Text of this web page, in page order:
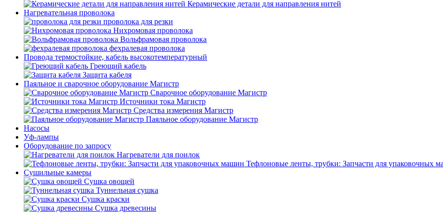
Керамические детали для направления нитей
Нагревательная проволока
проволока для резки
Нихромовая проволока
Вольфрамовая проволока
фехралевая проволока
Провода термостойкие, кабель высокотемпературный
Греющий кабель
Защита кабеля
Паяльное и сварочное оборудование Магистр
Сварочное оборудование Магистр
Источники тока Магистр
Средства измерения Магистр
Паяльное оборудование Магистр
Насосы
Уф-лампы
Оборудование по запросу
Нагреватели для поилок
Тефлоновые ленты, трубки: Запчасти для упаковочных
Сушильные камеры
Сушка овощей
Туннельная сушка
Сушка краски
Сушка древесины